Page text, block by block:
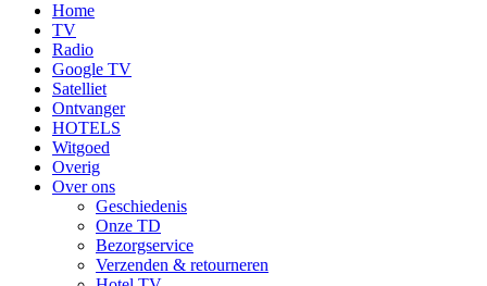
Home
TV
Radio
Google TV
Satelliet
Ontvanger
HOTELS
Witgoed
Overig
Over ons
Geschiedenis
Onze TD
Bezorgservice
Verzenden & retourneren